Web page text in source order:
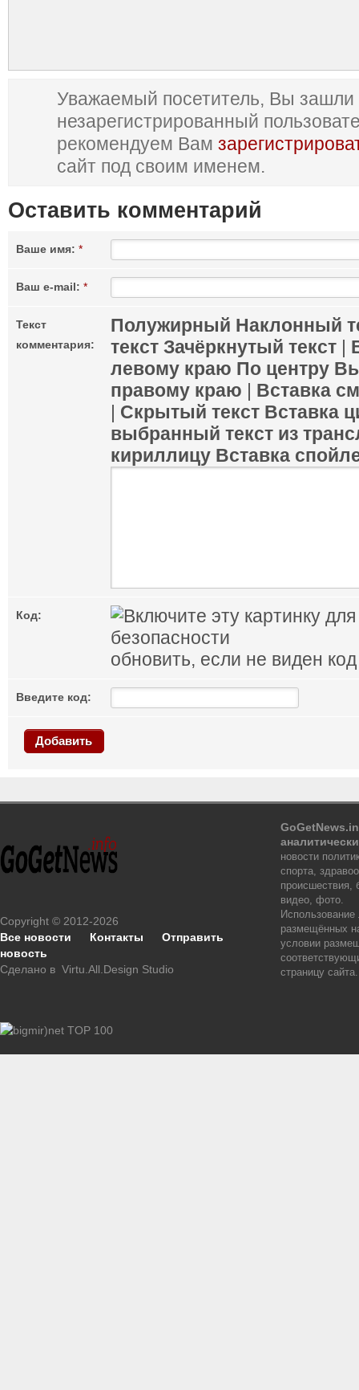
Уважаемый посетитель, Вы зашли
незарегистрированный
рекомендуем Вам
сайт под своим именем.
Оставить комментарий
Ваше имя: *
Ваш e-mail: *
Текст
комментария:
Полужирный Наклонный
текст Зачёркнутый текст |
левому краю По центру
правому краю | Вставка
| Скрытый текст Вставка
выбранный текст из
кириллицу Вставка
Код:
обновить, если не виден код
Введите код:
Добавить
Copyright © 2012-2026
Все новости
Контакты
Отправить
новость
Сделано в Virtu.All.Design Studio
новости
спорта,
происшествия,
видео, фото.
размещённых
условии
страницу сайта.